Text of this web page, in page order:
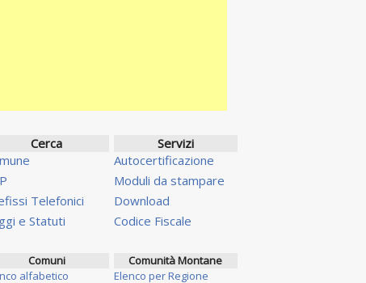
Cerca
Telefonici
e Statuti
Servizi
Autocertificazione
Moduli da stampare
Download
Codice Fiscale
Comuni
alfabetico
Comunità Montane
Elenco per Regione